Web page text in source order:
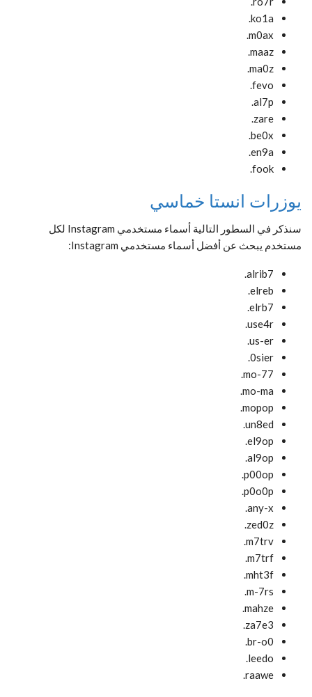
ko1a.
m0ax.
maaz.
ma0z.
fevo.
al7p.
zare.
be0x.
en9a.
fook.
يوزرات انستا خماسي
سنذكر في السطور التالية أسماء مستخدمي Instagram لكل
مستخدم يبحث عن أفضل أسماء مستخدمي Instagram:
alrib7.
elreb.
elrb7.
use4r.
us-er.
0sier.
mo-77.
mo-ma.
mopop.
un8ed.
el9op.
al9op.
p00op.
p0o0p.
any-x.
zed0z.
m7trv.
m7trf.
mht3f.
m-7rs.
mahze.
za7e3.
br-o0.
leedo.
raawe.